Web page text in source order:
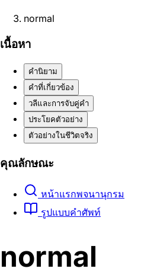
normal
เนื้อหา
คำนิยาม
คำที่เกี่ยวข้อง
วลีและการจับคู่คำ
ประโยคตัวอย่าง
ตัวอย่างในชีวิตจริง
คุณลักษณะ
หน้าแรกพจนานุกรม
รูปแบบคำศัพท์
normal